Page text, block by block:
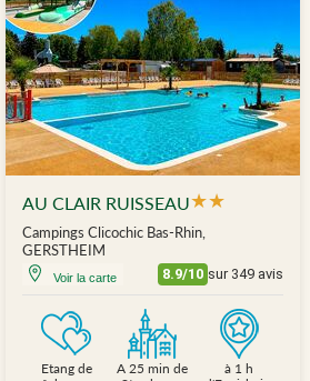
AU CLAIR RUISSEAU★★
Campings Clicochic Bas-Rhin,
GERSTHEIM
Voir la carte 8.9/10 sur 349 avis
Etang de
A 25 min de
à 1 h